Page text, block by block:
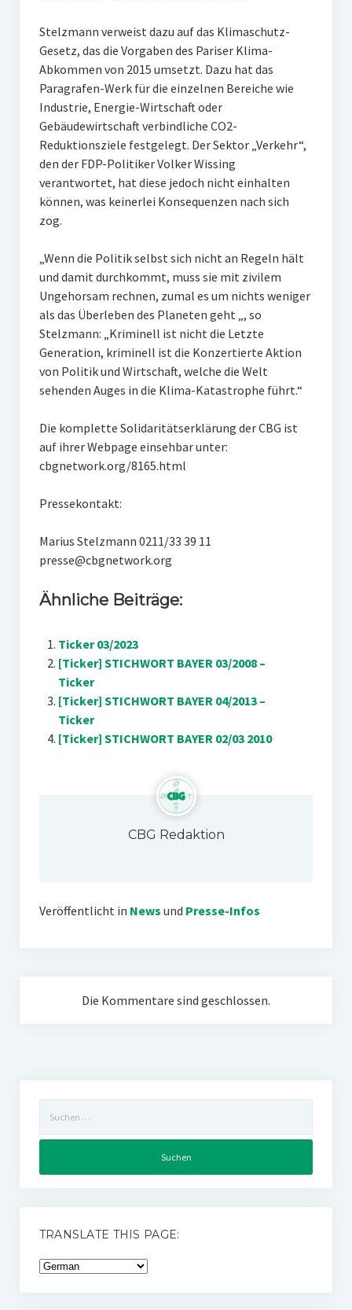
Stelzmann verweist dazu auf das Klimaschutz-
Gesetz, das die Vorgaben des Pariser Klima-
Abkommen von 2015 umsetzt. Dazu hat das
Paragrafen-Werk für die einzelnen Bereiche wie
Industrie, Energie-Wirtschaft oder
Gebäudewirtschaft verbindliche CO2-
Reduktionsziele festgelegt. Der Sektor „Verkehr“,
den der FDP-Politiker Volker Wissing
verantwortet, hat diese jedoch nicht einhalten
können, was keinerlei Konsequenzen nach sich
zog.
„Wenn die Politik selbst sich nicht an Regeln hält
und damit durchkommt, muss sie mit zivilem
Ungehorsam rechnen, zumal es um nichts weniger
als das Überleben des Planeten geht „, so
Stelzmann: „Kriminell ist nicht die Letzte
Generation, kriminell ist die Konzertierte Aktion
von Politik und Wirtschaft, welche die Welt
sehenden Auges in die Klima-Katastrophe führt.“
Die komplette Solidaritätserklärung der CBG ist
auf ihrer Webpage einsehbar unter:
cbgnetwork.org/8165.html
Pressekontakt:
Marius Stelzmann 0211/33 39 11
presse@cbgnetwork.org
Ähnliche Beiträge:
Ticker 03/2023
[Ticker] STICHWORT BAYER 03/2008 –
Ticker
[Ticker] STICHWORT BAYER 04/2013 –
Ticker
[Ticker] STICHWORT BAYER 02/03 2010
CBG Redaktion
Veröffentlicht in News und Presse-Infos
Die Kommentare sind geschlossen.
nach:
TRANSLATE THIS PAGE: